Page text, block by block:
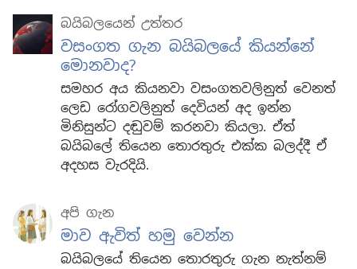
බයිබලයෙන් උත්තර
වසංගත ගැන බයිබලයේ කියන්නේ
මොනවාද?
සමහර අය කියනවා වසංගතවලිනුත් වෙනත්
ලෙඩ රෝගවලිනුත් දෙවියන් අද ඉන්න
මිනිසුන්ට දඬුවම් කරනවා කියලා. ඒත්
බයිබලේ තියෙන තොරතුරු එක්ක බලද්දී ඒ
අදහස වැරදියි.
අපි ගැන
මාව ඇවිත් හමු වෙන්න
බයිබලයේ තියෙන තොරතුරු ගැන නැත්නම්